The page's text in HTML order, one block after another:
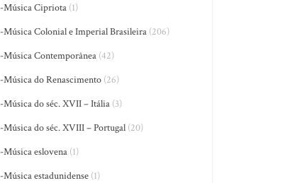
-Música Cipriota (1)
-Música Colonial e Imperial Brasileira (206)
-Música Contemporânea (42)
-Música do Renascimento (26)
-Música do séc. XVII – Itália (3)
-Música do séc. XVIII – Portugal (20)
-Música eslovena (1)
-Música estadunidense (1)